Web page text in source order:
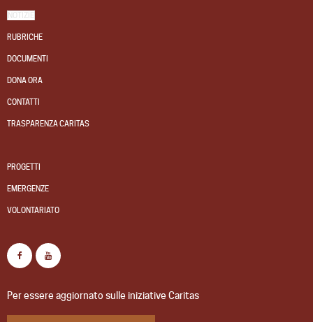
NOTIZIE
RUBRICHE
DOCUMENTI
DONA ORA
CONTATTI
TRASPARENZA CARITAS
PROGETTI
EMERGENZE
VOLONTARIATO
Per essere aggiornato sulle iniziative Caritas